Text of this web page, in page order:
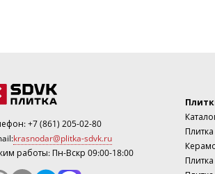
+7 (861) 205-02-80
krasnodar@plitka-sdvk.ru
работы: Пн-Вскр 09:00-18:00